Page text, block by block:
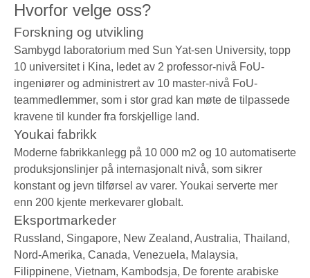
Hvorfor velge oss?
Forskning og utvikling
Sambygd laboratorium med Sun Yat-sen University, topp
10 universitet i Kina, ledet av 2 professor-nivå FoU-
ingeniører og administrert av 10 master-nivå FoU-
teammedlemmer, som i stor grad kan møte de tilpassede
kravene til kunder fra forskjellige land.
Youkai fabrikk
Moderne fabrikkanlegg på 10 000 m2 og 10 automatiserte
produksjonslinjer på internasjonalt nivå, som sikrer
konstant og jevn tilførsel av varer. Youkai serverte mer
enn 200 kjente merkevarer globalt.
Eksportmarkeder
Russland, Singapore, New Zealand, Australia, Thailand,
Nord-Amerika, Canada, Venezuela, Malaysia,
Filippinene, Vietnam, Kambodsja, De forente arabiske